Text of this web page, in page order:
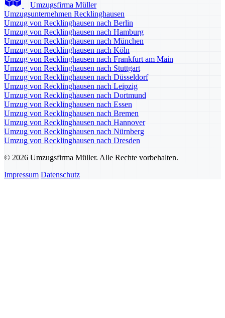
Umzugsfirma Müller
Umzugsunternehmen Recklinghausen
Umzug von Recklinghausen nach Berlin
Umzug von Recklinghausen nach Hamburg
Umzug von Recklinghausen nach München
Umzug von Recklinghausen nach Köln
Umzug von Recklinghausen nach Frankfurt am Main
Umzug von Recklinghausen nach Stuttgart
Umzug von Recklinghausen nach Düsseldorf
Umzug von Recklinghausen nach Leipzig
Umzug von Recklinghausen nach Dortmund
Umzug von Recklinghausen nach Essen
Umzug von Recklinghausen nach Bremen
Umzug von Recklinghausen nach Hannover
Umzug von Recklinghausen nach Nürnberg
Umzug von Recklinghausen nach Dresden
© 2026 Umzugsfirma Müller. Alle Rechte vorbehalten.
Impressum Datenschutz